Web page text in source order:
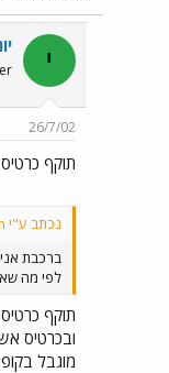
י
26/7/02
תוקף
נכתב ע"י oren*:
ברכבת
לפי מה
תוקף
מוגבל